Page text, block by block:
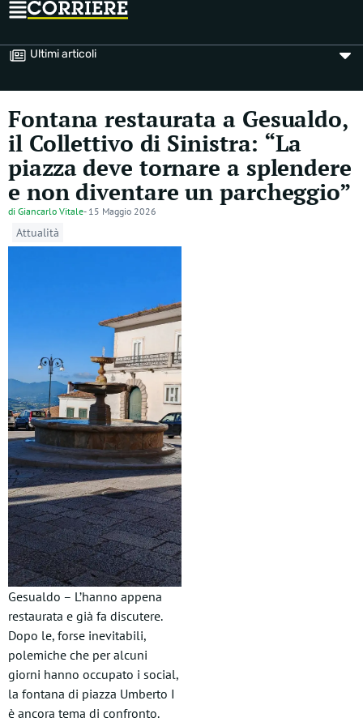
Ultimi articoli
Fontana restaurata a Gesualdo,
il Collettivo di Sinistra: “La
piazza deve tornare a splendere
e non diventare un parcheggio”
di Giancarlo Vitale- 15 Maggio 2026
Attualità
Gesualdo – L’hanno appena
restaurata e già fa discutere.
Dopo le, forse inevitabili,
polemiche che per alcuni
giorni hanno occupato i social,
la fontana di piazza Umberto I
è ancora tema di confronto.